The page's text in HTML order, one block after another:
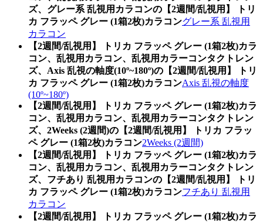
ズ、グレー系 乱視用カラコンの【2週間/乱視用】 トリ
カ フラッペ グレー (1箱2枚)カラコングレー系 乱視用
カラコン
【2週間/乱視用】 トリカ フラッペ グレー (1箱2枚)カラ
コン、乱視用カラコン、乱視用カラーコンタクトレン
ズ、Axis 乱視の軸度(10º~180º)の【2週間/乱視用】 トリ
カ フラッペ グレー (1箱2枚)カラコンAxis 乱視の軸度
(10º~180º)
【2週間/乱視用】 トリカ フラッペ グレー (1箱2枚)カラ
コン、乱視用カラコン、乱視用カラーコンタクトレン
ズ、2Weeks (2週間)の【2週間/乱視用】 トリカ フラッ
ペ グレー (1箱2枚)カラコン2Weeks (2週間)
【2週間/乱視用】 トリカ フラッペ グレー (1箱2枚)カラ
コン、乱視用カラコン、乱視用カラーコンタクトレン
ズ、フチあり 乱視用カラコンの【2週間/乱視用】 トリ
カ フラッペ グレー (1箱2枚)カラコンフチあり 乱視用
カラコン
【2週間/乱視用】 トリカ フラッペ グレー (1箱2枚)カラ